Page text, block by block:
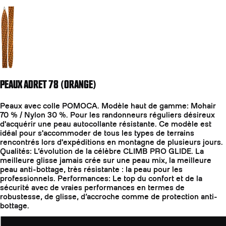
Aller à la diapositive 2
PEAUX ADRET 78 (ORANGE)
Peaux avec colle POMOCA. Modèle haut de gamme: Mohair
70 % / Nylon 30 %. Pour les randonneurs réguliers désireux
d'acquérir une peau autocollante résistante. Ce modèle est
idéal pour s'accommoder de tous les types de terrains
rencontrés lors d'expéditions en montagne de plusieurs jours.
Qualités: L’évolution de la célèbre CLIMB PRO GLIDE. La
meilleure glisse jamais crée sur une peau mix, la meilleure
peau anti-bottage, très résistante : la peau pour les
professionnels. Performances: Le top du confort et de la
sécurité avec de vraies performances en termes de
robustesse, de glisse, d’accroche comme de protection anti-
bottage.